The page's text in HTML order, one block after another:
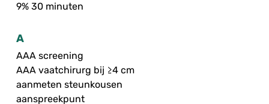
9% 30 minuten
A
AAA screening
AAA vaatchirurg bij ≥4 cm
aanmeten steunkousen
aanspreekpunt